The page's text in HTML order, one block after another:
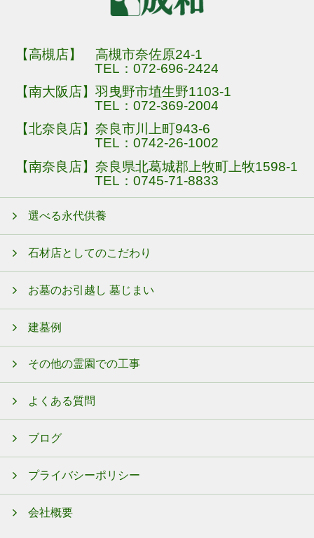
【高槻店】 高槻市奈佐原24-1
TEL：072-696-2424
【南大阪店】羽曳野市埴生野1103-1
TEL：072-369-2004
【北奈良店】奈良市川上町943-6
TEL：0742-26-1002
【南奈良店】奈良県北葛城郡上牧町上牧1598-1
TEL：0745-71-8833
選べる永代供養
石材店としてのこだわり
お墓のお引越し 墓じまい
建墓例
その他の霊園での工事
よくある質問
ブログ
プライバシーポリシー
会社概要